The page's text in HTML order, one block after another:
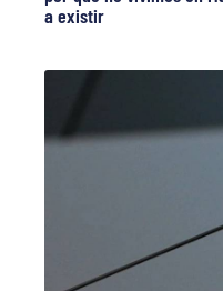
a existir